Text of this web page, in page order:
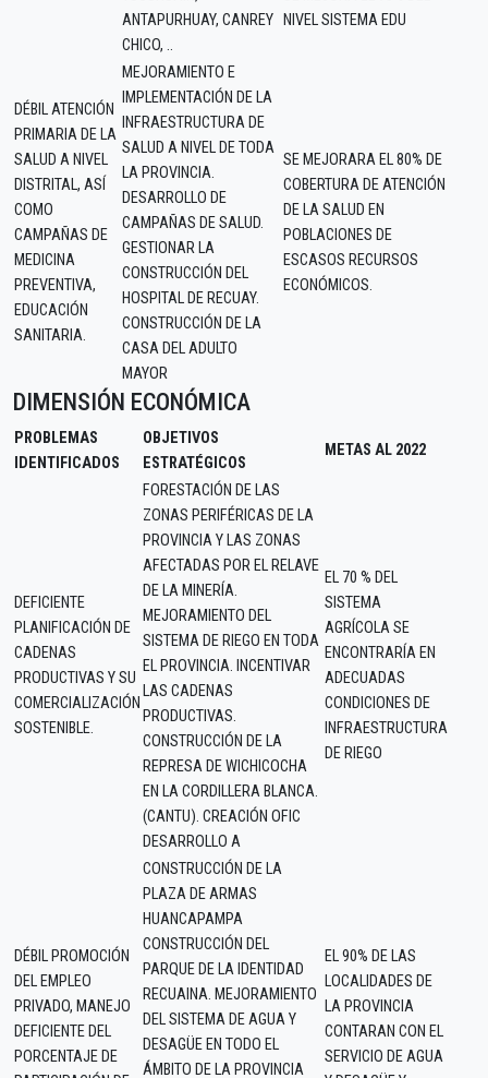
ANTAPURHUAY, CANREY
CHICO, ..
NIVEL SISTEMA EDU
DÉBIL ATENCIÓN
PRIMARIA DE LA
SALUD A NIVEL
DISTRITAL, ASÍ
COMO
CAMPAÑAS DE
MEDICINA
PREVENTIVA,
EDUCACIÓN
SANITARIA.
MEJORAMIENTO E
IMPLEMENTACIÓN DE LA
INFRAESTRUCTURA DE
SALUD A NIVEL DE TODA
LA PROVINCIA.
DESARROLLO DE
CAMPAÑAS DE SALUD.
GESTIONAR LA
CONSTRUCCIÓN DEL
HOSPITAL DE RECUAY.
CONSTRUCCIÓN DE LA
CASA DEL ADULTO
MAYOR
SE MEJORARA EL 80% DE
COBERTURA DE ATENCIÓN
DE LA SALUD EN
POBLACIONES DE
ESCASOS RECURSOS
ECONÓMICOS.
DIMENSIÓN ECONÓMICA
PROBLEMAS
IDENTIFICADOS
OBJETIVOS
ESTRATÉGICOS
METAS AL 2022
DEFICIENTE
PLANIFICACIÓN DE
CADENAS
PRODUCTIVAS Y SU
COMERCIALIZACIÓN
SOSTENIBLE.
FORESTACIÓN DE LAS
ZONAS PERIFÉRICAS DE LA
PROVINCIA Y LAS ZONAS
AFECTADAS POR EL RELAVE
DE LA MINERÍA.
MEJORAMIENTO DEL
SISTEMA DE RIEGO EN TODA
EL PROVINCIA. INCENTIVAR
LAS CADENAS
PRODUCTIVAS.
CONSTRUCCIÓN DE LA
REPRESA DE WICHICOCHA
EN LA CORDILLERA BLANCA.
(CANTU). CREACIÓN OFIC
DESARROLLO A
EL 70 % DEL
SISTEMA
AGRÍCOLA SE
ENCONTRARÍA EN
ADECUADAS
CONDICIONES DE
INFRAESTRUCTURA
DE RIEGO
DÉBIL PROMOCIÓN
DEL EMPLEO
PRIVADO, MANEJO
DEFICIENTE DEL
PORCENTAJE DE
CONSTRUCCIÓN DE LA
PLAZA DE ARMAS
HUANCAPAMPA
CONSTRUCCIÓN DEL
PARQUE DE LA IDENTIDAD
RECUAINA. MEJORAMIENTO
DEL SISTEMA DE AGUA Y
DESAGÜE EN TODO EL
ÁMBITO DE LA PROVINCIA
EL 90% DE LAS
LOCALIDADES DE
LA PROVINCIA
CONTARAN CON EL
SERVICIO DE AGUA